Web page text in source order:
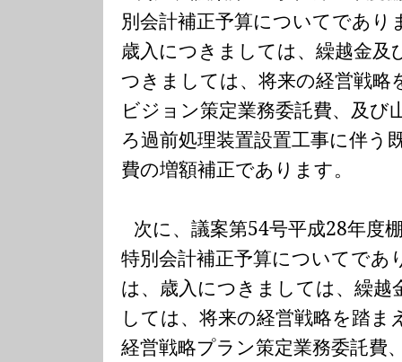
別会計補正予算についてであり
歳入につきましては、繰越金及
つきましては、将来の経営戦略
ビジョン策定業務委託費、及び
ろ過前処理装置設置工事に伴う
費の増額補正であります。
次に、議案第54号平成28年度
特別会計補正予算についてであ
は、歳入につきましては、繰越
しては、将来の経営戦略を踏ま
経営戦略プラン策定業務委託費